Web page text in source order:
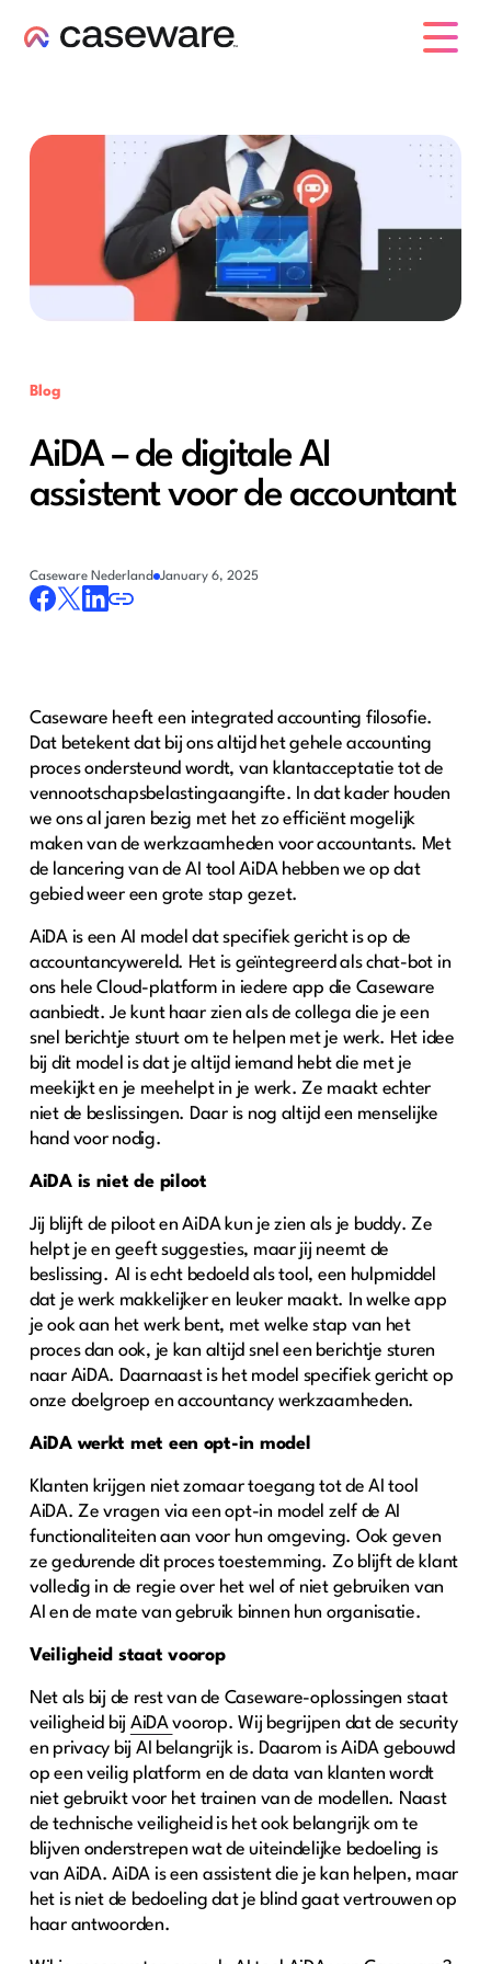
Blog
AiDA – de digitale AI
assistent voor de accountant
Caseware Nederland January 6, 2025
Caseware heeft een integrated accounting filosofie.
Dat betekent dat bij ons altijd het gehele accounting
proces ondersteund wordt, van klantacceptatie tot de
vennootschapsbelastingaangifte. In dat kader houden
we ons al jaren bezig met het zo efficiënt mogelijk
maken van de werkzaamheden voor accountants. Met
de lancering van de AI tool AiDA hebben we op dat
gebied weer een grote stap gezet.
AiDA is een AI model dat specifiek gericht is op de
accountancywereld. Het is geïntegreerd als chat-bot in
ons hele Cloud-platform in iedere app die Caseware
aanbiedt. Je kunt haar zien als de collega die je een
snel berichtje stuurt om te helpen met je werk. Het idee
bij dit model is dat je altijd iemand hebt die met je
meekijkt en je meehelpt in je werk. Ze maakt echter
niet de beslissingen. Daar is nog altijd een menselijke
hand voor nodig.
AiDA is niet de piloot
Jij blijft de piloot en AiDA kun je zien als je buddy. Ze
helpt je en geeft suggesties, maar jij neemt de
beslissing. AI is echt bedoeld als tool, een hulpmiddel
dat je werk makkelijker en leuker maakt. In welke app
je ook aan het werk bent, met welke stap van het
proces dan ook, je kan altijd snel een berichtje sturen
naar AiDA. Daarnaast is het model specifiek gericht op
onze doelgroep en accountancy werkzaamheden.
AiDA werkt met een opt-in model
Klanten krijgen niet zomaar toegang tot de AI tool
AiDA. Ze vragen via een opt-in model zelf de AI
functionaliteiten aan voor hun omgeving. Ook geven
ze gedurende dit proces toestemming. Zo blijft de klant
volledig in de regie over het wel of niet gebruiken van
AI en de mate van gebruik binnen hun organisatie.
Veiligheid staat voorop
Net als bij de rest van de Caseware-oplossingen staat
veiligheid bij AiDAvoorop. Wij begrijpen dat de security
en privacy bij AI belangrijk is. Daarom is AiDA gebouwd
op een veilig platform en de data van klanten wordt
niet gebruikt voor het trainen van de modellen. Naast
de technische veiligheid is het ook belangrijk om te
blijven onderstrepen wat de uiteindelijke bedoeling is
van AiDA. AiDA is een assistent die je kan helpen, maar
het is niet de bedoeling dat je blind gaat vertrouwen op
haar antwoorden.